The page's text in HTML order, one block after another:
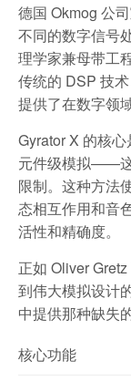
德国 Okmog 公
不同的数字信号
理学家兼母带工
传统的 DSP 技
提供了在数字领
Gyrator X 的核心
元件级模拟——
限制。这种方法
态相互作用和音
活性和精确度。
正如 Oliver
到伟大模拟设计
中提供那种缺失
核心功能